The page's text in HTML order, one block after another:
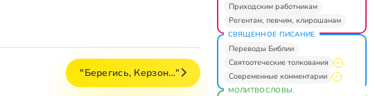
"Берегись, Керзон…"
Приходским работникам
Регентам, певчим, клирошанам
СВЯЩЕННОЕ ПИСАНИЕ
Переводы Библии
Святоотеческие толкования
Современные комментарии
МОЛИТВОСЛОВЫ.